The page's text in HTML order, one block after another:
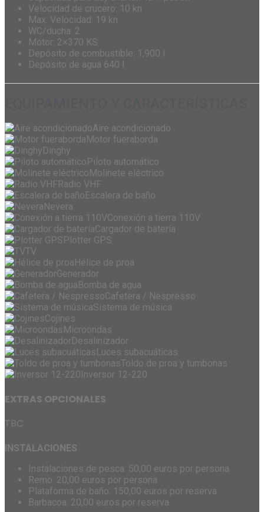
Velocidad de crucero: 10 kn
Max. Velocidad: 19 kn
WC/ducha: 2
Motor: 2×370 KS
Depósito de combustible: 1,900 l
Depósito de agua 640 l
Aire acondicionado
Motor fueraborda
Dinghy
Piloto automático
Molinete eléctrico
Radio VHF
Escalera de baño
Nevera
Conexión a tierra 110V
Cargador de batería
Plotter GPS
TV
Hélice de proa
Generador
Bomba de agua
Cafetera / Nespresso
Sistema de música
Cojines
Microondas
Desalinizador
Luces subacuáticas
Toldo de proa y tumbonas
Inversor 12-220
EXTRAS OPCIONALES
TBC
INSTALACIONES
Instalaciones de pesca: 50,00 euros por persona
Remo: 20,00 euros por persona
Plataforma de baño: 150,00 euros por reserva
Barbacoa: 20,00 euros por reserva